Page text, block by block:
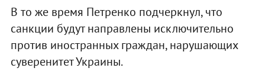
В то же время Петренко подчеркнул, что
санкции будут направлены исключительно
против иностранных граждан, нарушающих
суверенитет Украины.